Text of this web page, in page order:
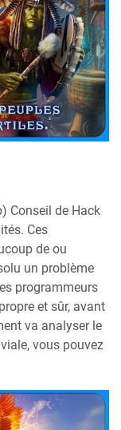
Conseil de Hack
Ces
de ou
un problème
programmeurs
et sûr, avant
va analyser le
vous pouvez